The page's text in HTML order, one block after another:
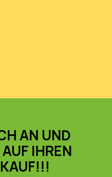
AN UND
IHREN